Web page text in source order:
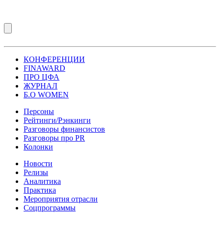
КОНФЕРЕНЦИИ
FINAWARD
ПРО ЦФА
ЖУРНАЛ
Б.О WOMEN
Персоны
Рейтинги/Рэнкинги
Разговоры финансистов
Разговоры про PR
Колонки
Новости
Релизы
Аналитика
Практика
Мероприятия отрасли
Соцпрограммы